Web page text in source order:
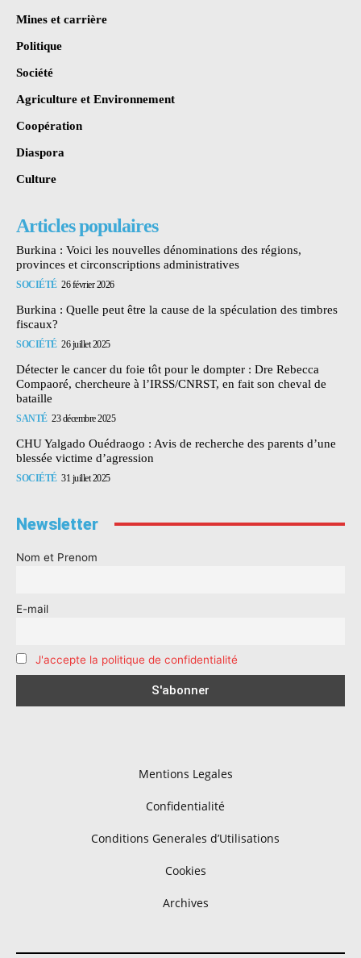
Mines et carrière
Politique
Société
Agriculture et Environnement
Coopération
Diaspora
Culture
Articles populaires
Burkina : Voici les nouvelles dénominations des régions,
provinces et circonscriptions administratives
SOCIÉTÉ 26 février 2026
Burkina : Quelle peut être la cause de la spéculation des timbres
fiscaux?
SOCIÉTÉ 26 juillet 2025
Détecter le cancer du foie tôt pour le dompter : Dre Rebecca
Compaoré, chercheure à l’IRSS/CNRST, en fait son cheval de
bataille
SANTÉ 23 décembre 2025
CHU Yalgado Ouédraogo : Avis de recherche des parents d’une
blessée victime d’agression
SOCIÉTÉ 31 juillet 2025
Newsletter
Nom et Prenom
E-mail
J'accepte la politique de confidentialité
Mentions Legales
Confidentialité
Conditions Generales d’Utilisations
Cookies
Archives